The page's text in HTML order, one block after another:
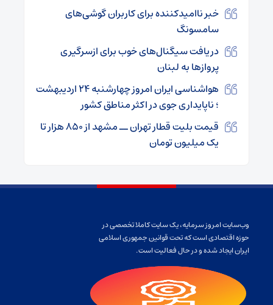
خبر ناامیدکننده برای کاربران گوشی‌های
سامسونگ
دریافت سیگنال‌های خوب برای ازسرگیری
پروازها به لبنان
هواشناسی ایران امروز چهارشنبه ۲۴ اردیبهشت
؛ ناپایداری‌ جوی در اکثر مناطق کشور
قیمت بلیت قطار تهران ــ مشهد از ۸۵۰ هزار تا
یک میلیون تومان
وب‌سایت امروز سرمایه، یک سایت کاملا تخصصی در
حوزه اقتصادی است که تحت قوانین جمهوری اسلامی
ایران ایجاد شده و در حال فعالیت است.